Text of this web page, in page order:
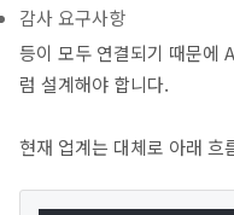
감사 요구사항
등이 모두 연결되기 때문에
럼 설계해야 합니다.
현재 업계는 대체로 아래 흐